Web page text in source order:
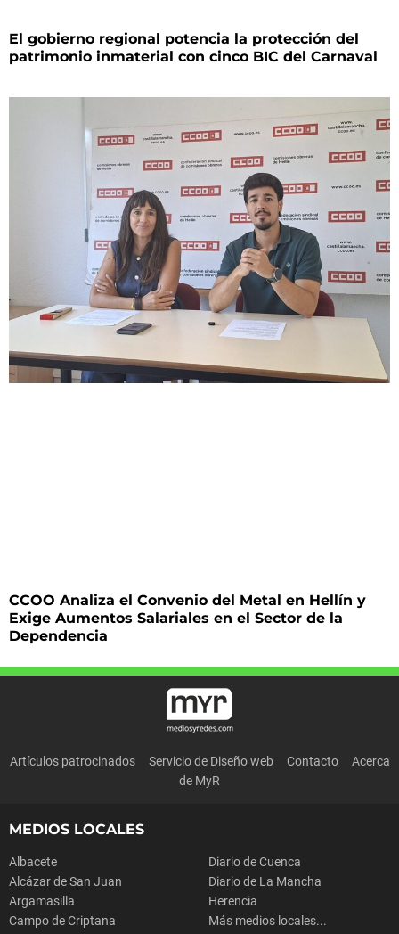
El gobierno regional potencia la protección del
patrimonio inmaterial con cinco BIC del Carnaval
CCOO Analiza el Convenio del Metal en Hellín y
Exige Aumentos Salariales en el Sector de la
Dependencia
Artículos patrocinados Servicio de Diseño web Contacto
Acerca
de MyR
MEDIOS LOCALES
Albacete
Alcázar de San Juan
Argamasilla
Campo de Criptana
Diario de Cuenca
Diario de La Mancha
Herencia
Más medios locales...